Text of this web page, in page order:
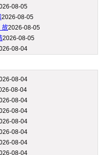
08-05
2026-08-05
故2026-08-05
2026-08-05
08-04
08-04
08-04
08-04
08-04
08-04
08-04
08-04
08-04